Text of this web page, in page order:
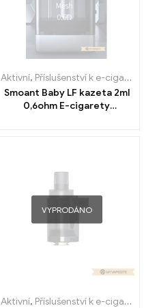
Aktivní, Příslušenství k e-cigaretám
Smoant Baby LF kazeta 2ml
0,6ohm E-cigarety
VYPRODÁNO
Aktivní, Příslušenství k e-cigaretám